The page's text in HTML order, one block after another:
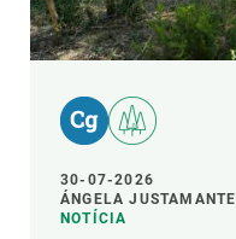
30-07-2026
ÁNGELA JUSTAMANTE
NOTÍCIA